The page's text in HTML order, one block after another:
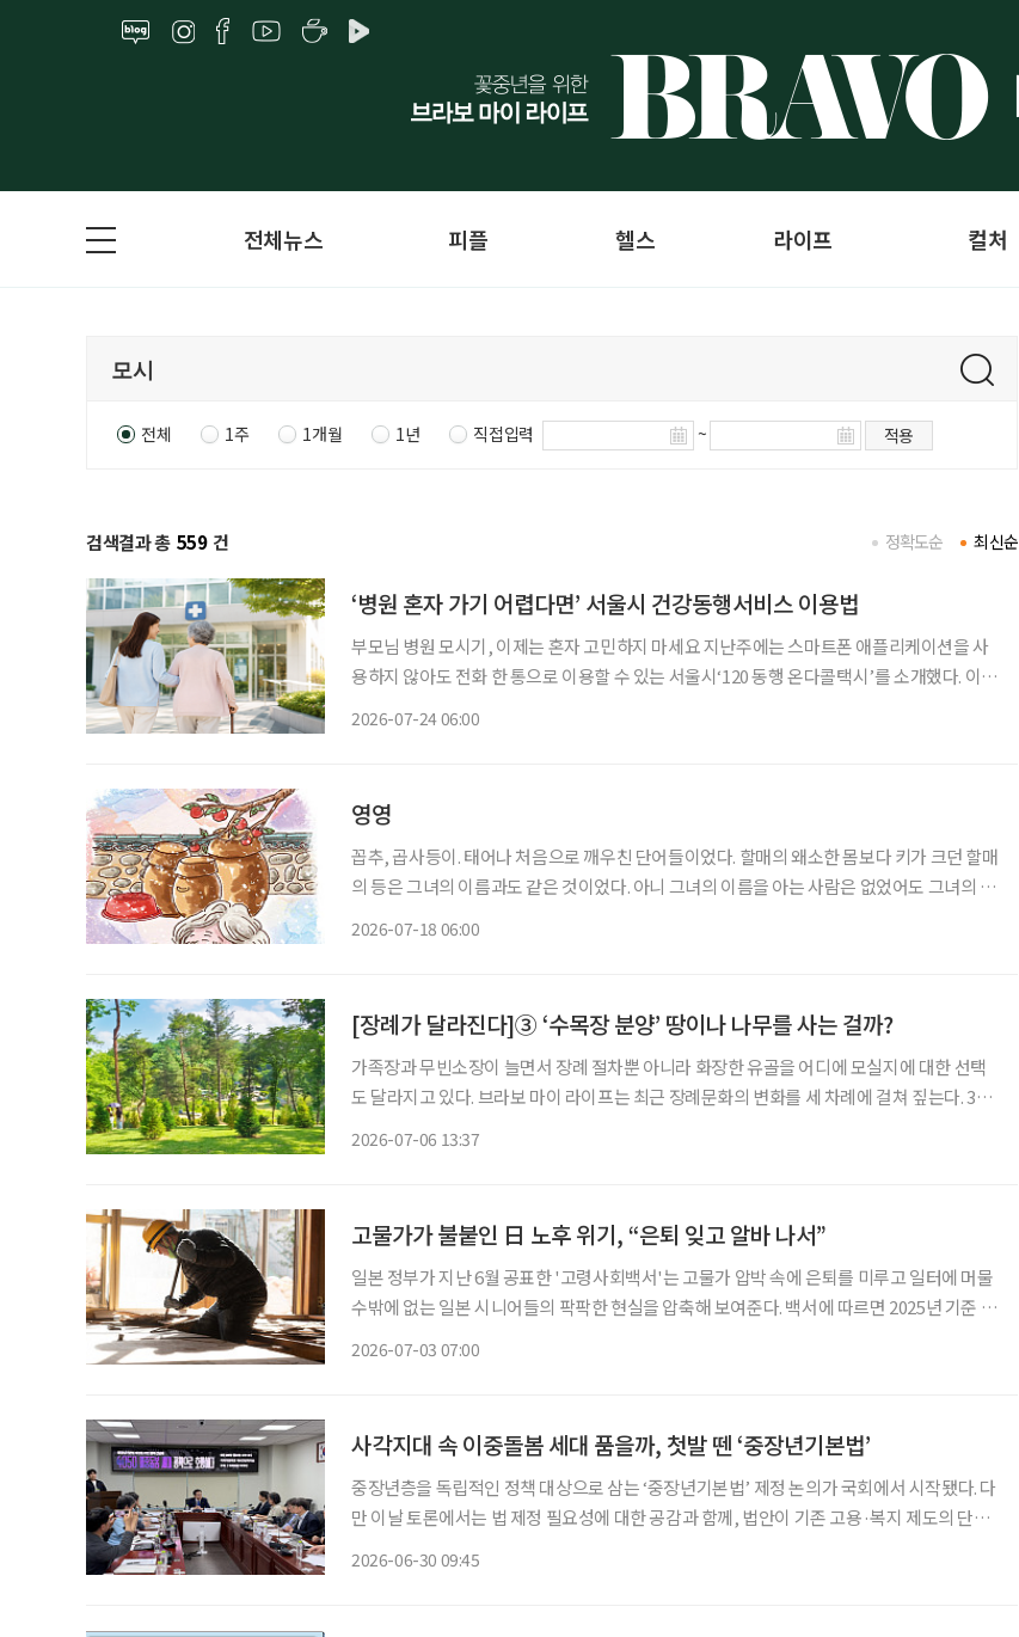
전체뉴스 피플 헬스 라이프 컬처
전체 1주 1개월 1년 직접입력 ~ 적용
검색결과 총 559 건 최신순
정확도순
‘병원 혼자 가기 어렵다면’ 서울시 건강동행서비스 이용법
부모님 병원 모시기, 이제는 혼자 고민하지 마세요 지난주에는 스마트폰 애플리케이션을 사
용하지 않아도 전화 한 통으로 이용할 수 있는 서울시‘120 동행 온다콜택시’를 소개했다. 이번
2026-07-24 06:00
영영
꼽추, 곱사등이. 태어나 처음으로 깨우친 단어들이었다. 할매의 왜소한 몸보다 키가 크던 할매
의 등은 그녀의 이름과도 같은 것이었다. 아니 그녀의 이름을 아는 사람은 없었어도 그녀의 곱
2026-07-18 06:00
[장례가 달라진다]③ ‘수목장 분양’ 땅이나 나무를 사는 걸까?
가족장과 무빈소장이 늘면서 장례 절차뿐 아니라 화장한 유골을 어디에 모실지에 대한 선택
도 달라지고 있다. 브라보 마이 라이프는 최근 장례문화의 변화를 세 차례에 걸쳐 짚는다. 3편
2026-07-06 13:37
고물가가 불붙인 日 노후 위기, “은퇴 잊고 알바 나서”
일본 정부가 지난 6월 공표한 '고령사회백서'는 고물가 압박 속에 은퇴를 미루고 일터에 머물
수밖에 없는 일본 시니어들의 팍팍한 현실을 압축해 보여준다. 백서에 따르면 2025년 기준 일
2026-07-03 07:00
사각지대 속 이중돌봄 세대 품을까, 첫발 뗀 ‘중장년기본법’
중장년층을 독립적인 정책 대상으로 삼는 ‘중장년기본법’ 제정 논의가 국회에서 시작됐다. 다
만 이날 토론에서는 법 제정 필요성에 대한 공감과 함께, 법안이 기존 고용·복지 제도의 단순
2026-06-30 09:45